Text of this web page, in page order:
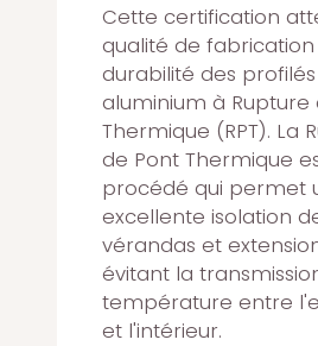
Cette certification
qualité de
durabilité des profilés
aluminium à Rupture
Thermique (RPT). La
de Pont Thermique
procédé qui permet
excellente isolation
vérandas et
évitant la
température entre
et l'intérieur.